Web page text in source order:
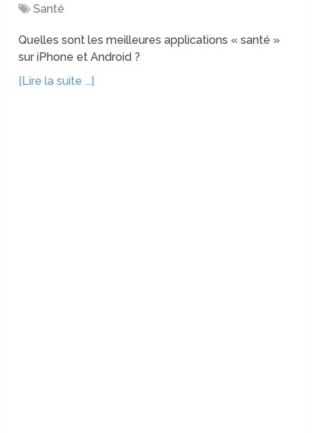
Santé
Quelles sont les meilleures applications « santé »
sur iPhone et Android ?
[Lire la suite ...]